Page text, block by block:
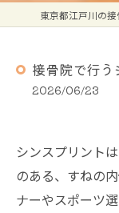
接骨院で行う
2026/06/23
シンスプリント
のある、すねの
ナーやスポーツ